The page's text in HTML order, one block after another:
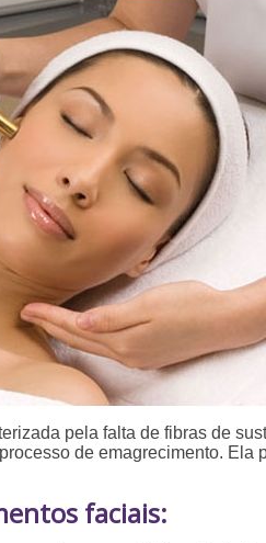
pela falta de fibras de
de emagrecimento. Ela
faciais: